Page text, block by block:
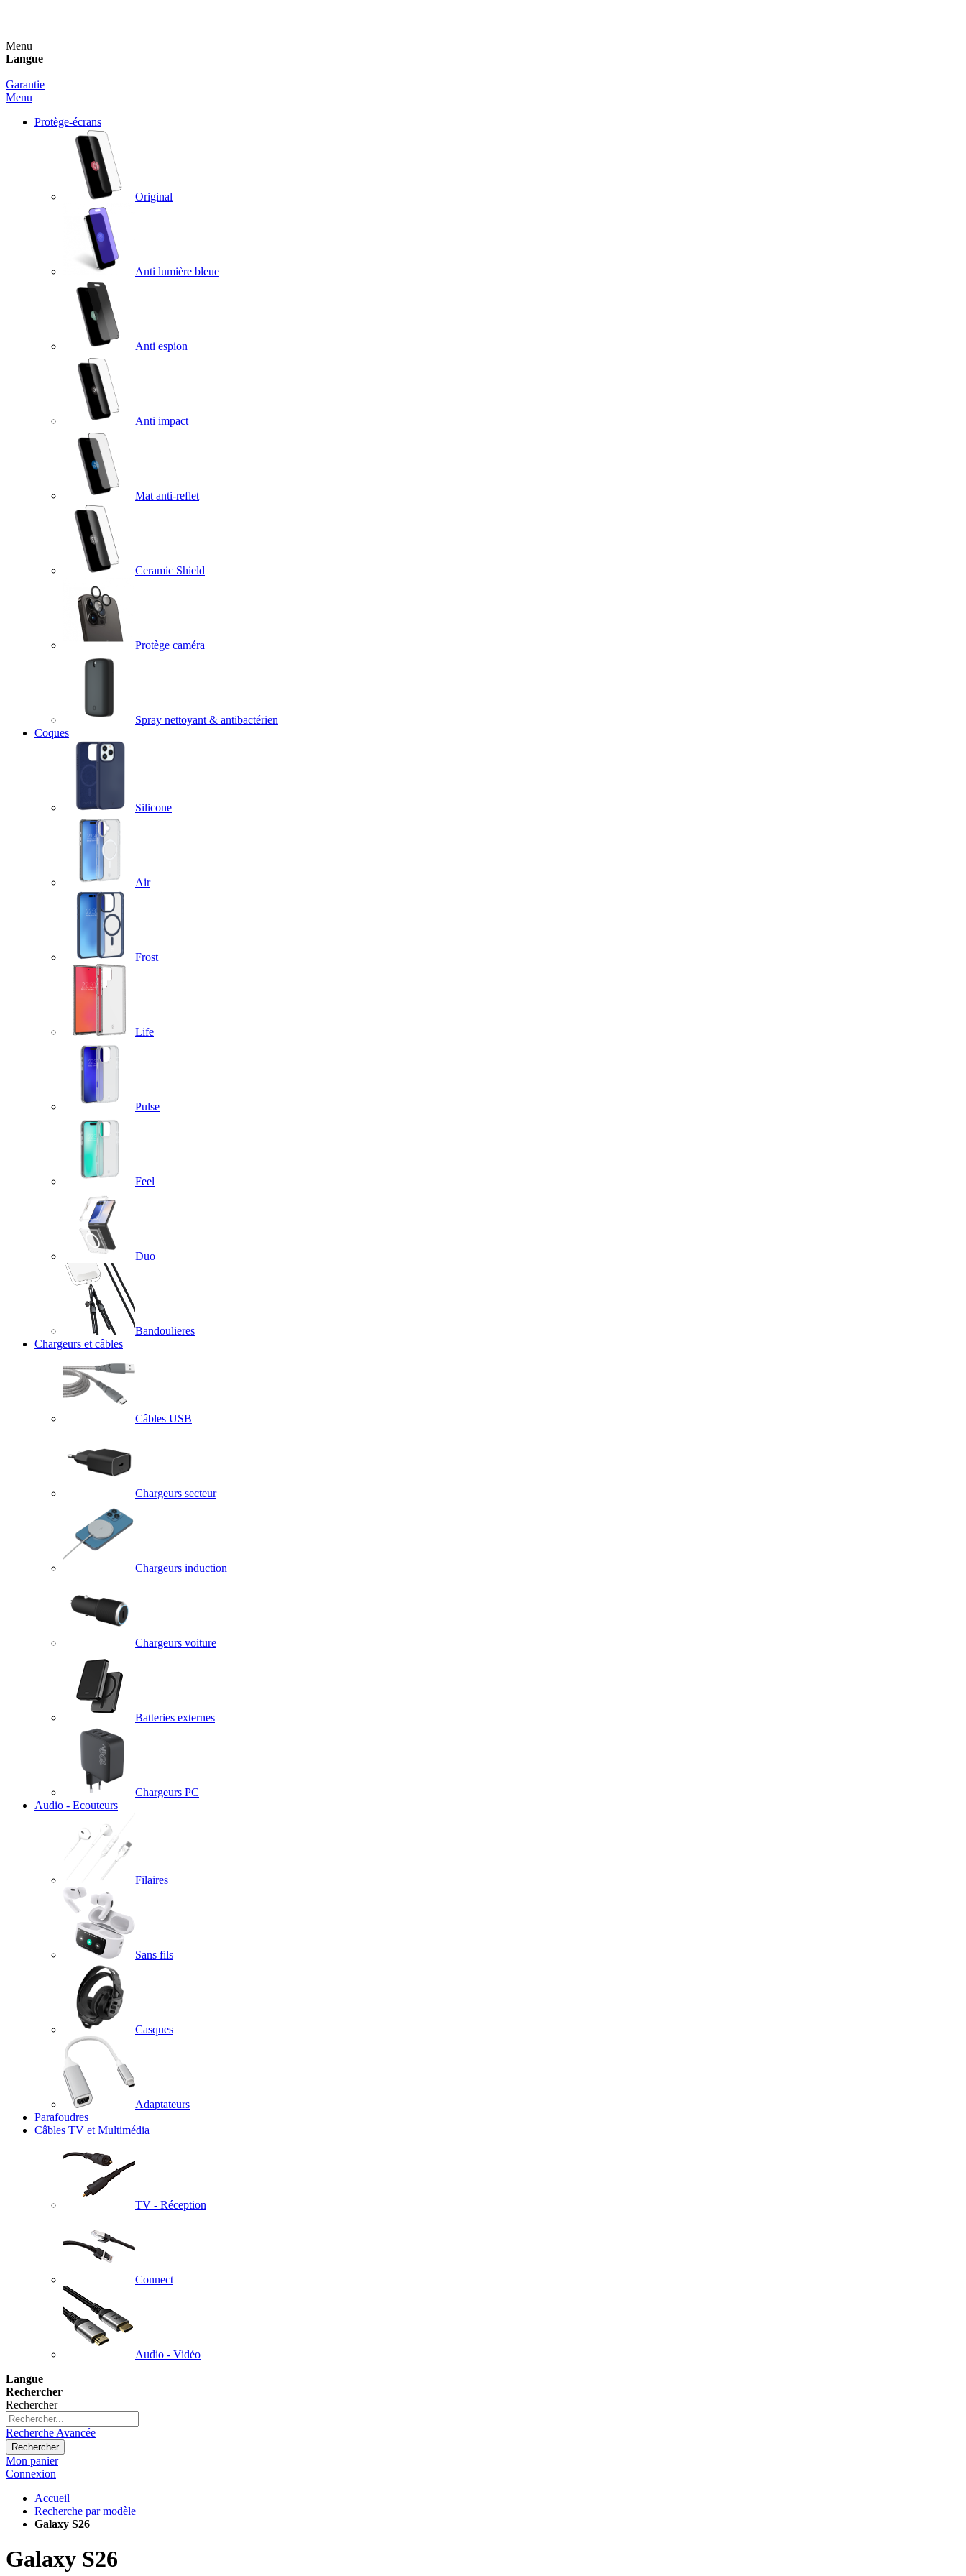
Menu
Langue
Garantie
Menu
Protège-écrans
Original
Anti lumière bleue
Anti espion
Anti impact
Mat anti-reflet
Ceramic Shield
Protège caméra
Spray nettoyant & antibactérien
Coques
Silicone
Air
Frost
Life
Pulse
Feel
Duo
Bandoulieres
Chargeurs et câbles
Câbles USB
Chargeurs secteur
Chargeurs induction
Chargeurs voiture
Batteries externes
Chargeurs PC
Audio - Ecouteurs
Filaires
Sans fils
Casques
Adaptateurs
Parafoudres
Câbles TV et Multimédia
TV - Réception
Connect
Audio - Vidéo
Langue
Rechercher
Rechercher
Recherche Avancée
Rechercher
Mon panier
Connexion
Accueil
Recherche par modèle
Galaxy S26
Galaxy S26